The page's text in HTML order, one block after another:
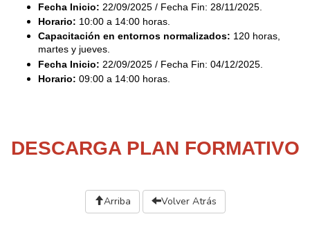
Fecha Inicio: 22/09/2025 / Fecha Fin: 28/11/2025.
Horario: 10:00 a 14:00 horas.
Capacitación en entornos normalizados: 120 horas,
martes y jueves.
Fecha Inicio: 22/09/2025 / Fecha Fin: 04/12/2025.
Horario: 09:00 a 14:00 horas.
DESCARGA PLAN FORMATIVO
Arriba Volver Atrás